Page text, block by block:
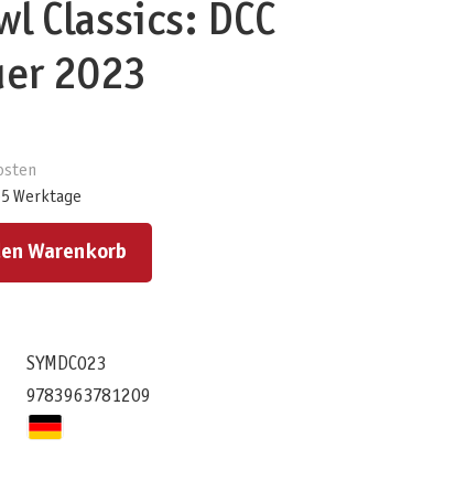
Classics: DCC
2023
Werktage
oder benutze die Schaltflächen um die Anzahl zu erhöhen oder zu reduzieren.
Warenkorb
SYMDC023
9783963781209